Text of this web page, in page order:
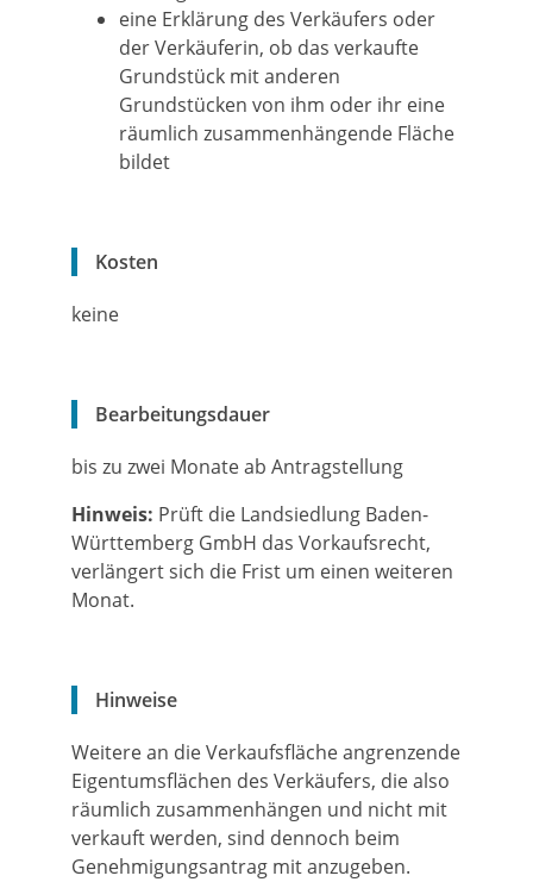
eine Erklärung des Verkäufers oder
der Verkäuferin, ob das verkaufte
Grundstück mit anderen
Grundstücken von ihm oder ihr eine
räumlich zusammenhängende Fläche
bildet
Kosten
keine
Bearbeitungsdauer
bis zu zwei Monate ab Antragstellung
Hinweis: Prüft die Landsiedlung Baden-
Württemberg GmbH das Vorkaufsrecht,
verlängert sich die Frist um einen weiteren
Monat.
Hinweise
Weitere an die Verkaufsfläche angrenzende
Eigentumsflächen des Verkäufers, die also
räumlich zusammenhängen und nicht mit
verkauft werden, sind dennoch beim
Genehmigungsantrag mit anzugeben.